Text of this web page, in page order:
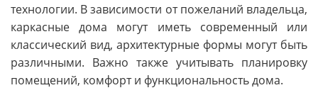
технологии. В зависимости от пожеланий владельца,
каркасные дома могут иметь современный или
классический вид, архитектурные формы могут быть
различными. Важно также учитывать планировку
помещений, комфорт и функциональность дома.